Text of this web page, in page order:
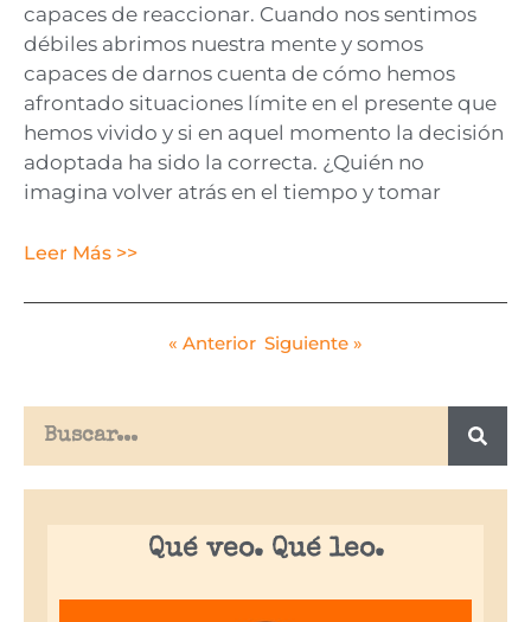
capaces de reaccionar. Cuando nos sentimos
débiles abrimos nuestra mente y somos
capaces de darnos cuenta de cómo hemos
afrontado situaciones límite en el presente que
hemos vivido y si en aquel momento la decisión
adoptada ha sido la correcta. ¿Quién no
imagina volver atrás en el tiempo y tomar
Leer Más >>
« Anterior Siguiente »
Qué veo. Qué leo.